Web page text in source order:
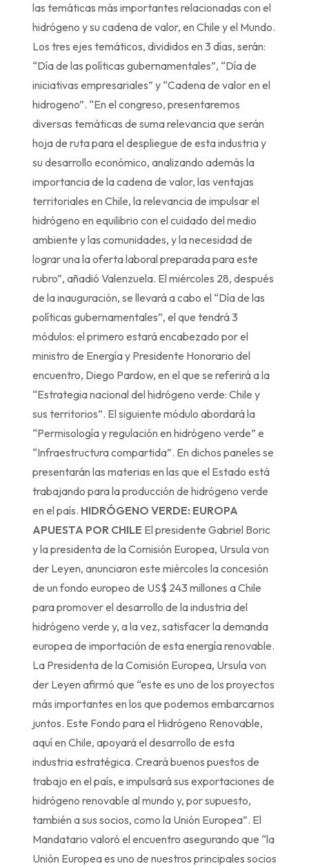
las temáticas más importantes relacionadas con el
hidrógeno y su cadena de valor, en Chile y el Mundo.
Los tres ejes temáticos, divididos en 3 días, serán:
“Día de las políticas gubernamentales”, “Día de
iniciativas empresariales” y “Cadena de valor en el
hidrogeno”. “En el congreso, presentaremos
diversas temáticas de suma relevancia que serán
hoja de ruta para el despliegue de esta industria y
su desarrollo económico, analizando además la
importancia de la cadena de valor, las ventajas
territoriales en Chile, la relevancia de impulsar el
hidrógeno en equilibrio con el cuidado del medio
ambiente y las comunidades, y la necesidad de
lograr una la oferta laboral preparada para este
rubro”, añadió Valenzuela. El miércoles 28, después
de la inauguración, se llevará a cabo el “Día de las
políticas gubernamentales”, el que tendrá 3
módulos: el primero estará encabezado por el
ministro de Energía y Presidente Honorario del
encuentro, Diego Pardow, en el que se referirá a la
“Estrategia nacional del hidrógeno verde: Chile y
sus territorios”. El siguiente módulo abordará la
“Permisología y regulación en hidrógeno verde” e
“Infraestructura compartida”. En dichos paneles se
presentarán las materias en las que el Estado está
trabajando para la producción de hidrógeno verde
en el país. HIDRÓGENO VERDE: EUROPA
APUESTA POR CHILE El presidente Gabriel Boric
y la presidenta de la Comisión Europea, Ursula von
der Leyen, anunciaron este miércoles la concesión
de un fondo europeo de US$ 243 millones a Chile
para promover el desarrollo de la industria del
hidrógeno verde y, a la vez, satisfacer la demanda
europea de importación de esta energía renovable.
La Presidenta de la Comisión Europea, Ursula von
der Leyen afirmó que “este es uno de los proyectos
más importantes en los que podemos embarcarnos
juntos. Este Fondo para el Hidrógeno Renovable,
aquí en Chile, apoyará el desarrollo de esta
industria estratégica. Creará buenos puestos de
trabajo en el país, e impulsará sus exportaciones de
hidrógeno renovable al mundo y, por supuesto,
también a sus socios, como la Unión Europea”. El
Mandatario valoró el encuentro asegurando que “la
Unión Europea es uno de nuestros principales socios